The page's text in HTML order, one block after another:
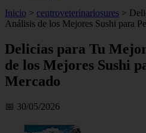
Inicio > centroveterinariosures >
Análisis de los Mejores Sushi para
Delicias para Tu
de los Mejores Sushi
Mercado
📅 30/05/2026